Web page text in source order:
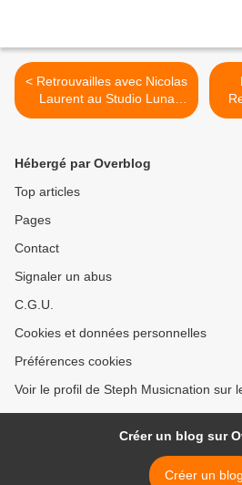
< Retrouvailles avec Nicolas
Laurent au Studio Luna
Rossa afin d’en apprendre
Hébergé par Overblog
Top articles
Pages
Contact
Signaler un abus
C.G.U.
Cookies et données personnelles
Préférences cookies
Voir le profil de Steph Musicnation sur
Créer un blog sur
Créer un blog